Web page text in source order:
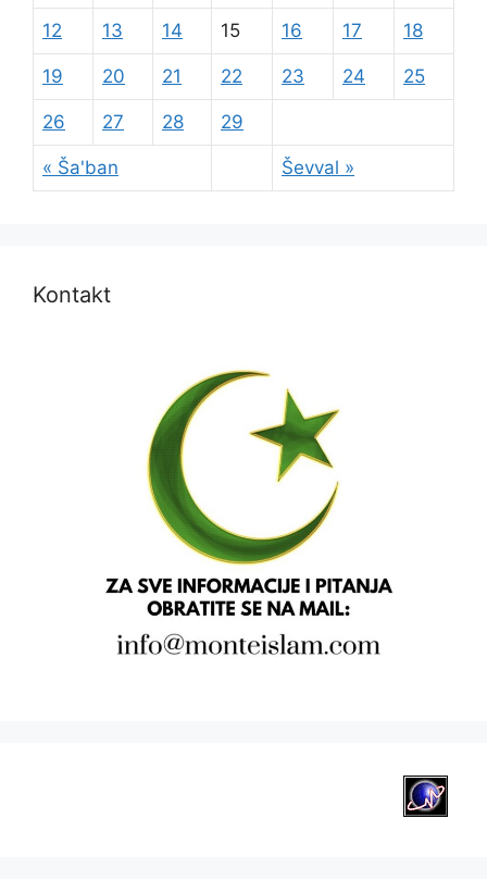
« Ša'ban Ševval »
12 13 14 15 16 17 18
19 20 21 22 23 24 25
26 27 28 29
Kontakt